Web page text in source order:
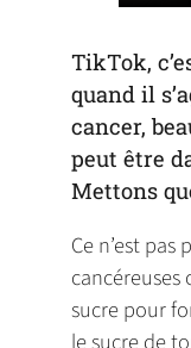
TikTok,
quand il
cancer,
peut être
Mettons
Ce n’est pas
sucre pour